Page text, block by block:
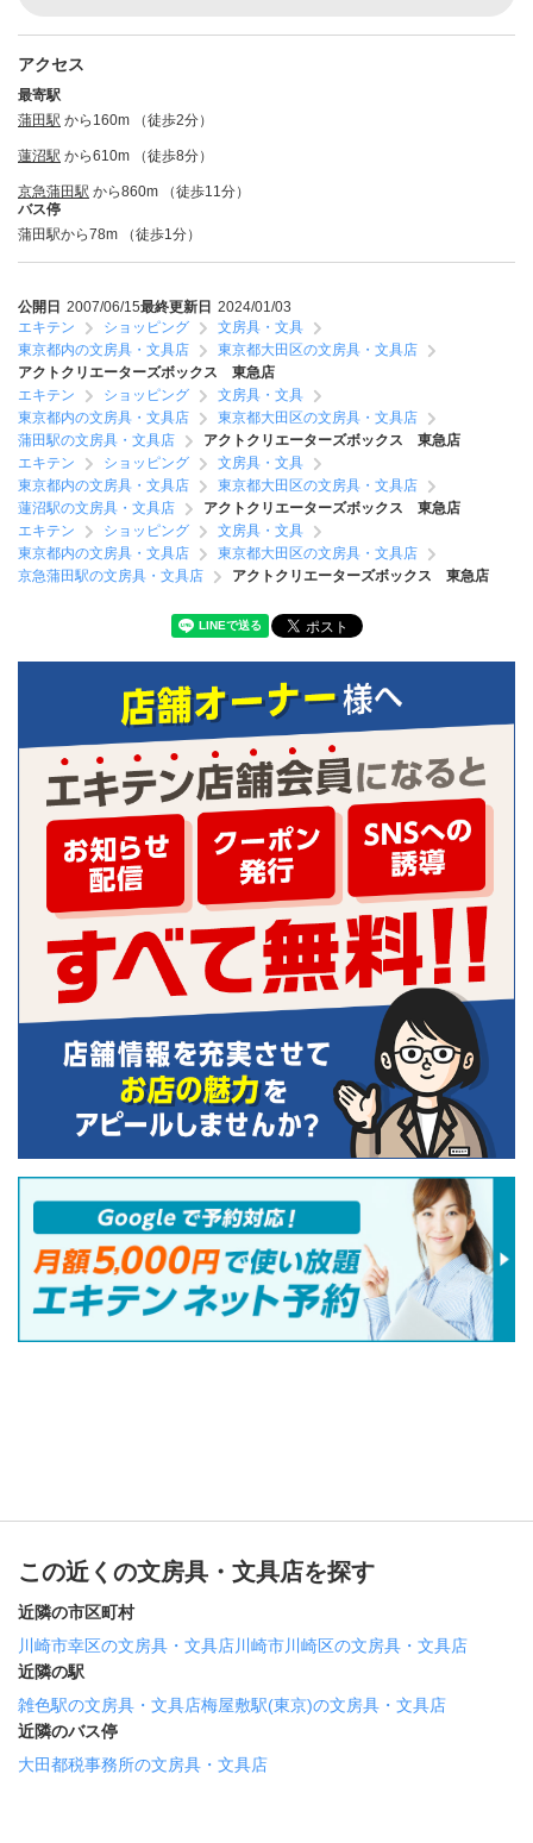
アクセス
最寄駅
蒲田駅 から160m （徒歩2分）
蓮沼駅 から610m （徒歩8分）
京急蒲田駅 から860m （徒歩11分）
バス停
蒲田駅から78m （徒歩1分）
公開日 2007/06/15最終更新日 2024/01/03
エキテン
ショッピング
文房具・文具
東京都内の文房具・文具店
東京都大田区の文房具・文具店
アクトクリエーターズボックス 東急店
エキテン
ショッピング
文房具・文具
東京都内の文房具・文具店
東京都大田区の文房具・文具店
蒲田駅の文房具・文具店
アクトクリエーターズボックス 東急店
エキテン
ショッピング
文房具・文具
東京都内の文房具・文具店
東京都大田区の文房具・文具店
蓮沼駅の文房具・文具店
アクトクリエーターズボックス 東急店
エキテン
ショッピング
文房具・文具
東京都内の文房具・文具店
東京都大田区の文房具・文具店
京急蒲田駅の文房具・文具店
アクトクリエーターズボックス 東急店
この近くの文房具・文具店を探す
近隣の市区町村
川崎市幸区の文房具・文具店川崎市川崎区の文房具・文具店
近隣の駅
雑色駅の文房具・文具店梅屋敷駅(東京)の文房具・文具店
近隣のバス停
大田都税事務所の文房具・文具店